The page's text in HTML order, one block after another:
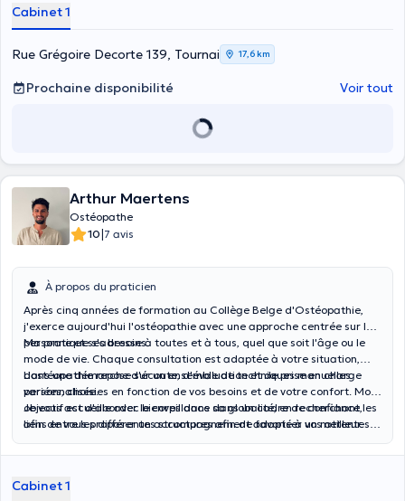
Cabinet 1
Rue Grégoire Decorte 139, Tournai 17,6 km
Prochaine disponibilité Voir tout
Arthur Maertens
Ostéopathe
10|7 avis
À propos du praticien
Après cinq années de formation au Collège Belge d'Ostéopathie,
j'exerce aujourd'hui l'ostéopathie avec une approche centrée sur la
personne et ses besoins.
Ma pratique s'adresse à toutes et à tous, quel que soit l'âge ou le
mode de vie. Chaque consultation est adaptée à votre situation,
dans une démarche d'écoute, d'évaluation et de prise en charge
personnalisée.
L'ostéopathie repose sur un ensemble de techniques manuelles
variées, choisies en fonction de vos besoins et de votre confort. Mon
objectif est d'aborder le corps dans sa globalité, en recherchant les
liens entre les différentes structures afin de favoriser un meilleur
harmonieux.
Je vous accueille avec bienveillance dans un cadre de confiance,
afin de vous proposer un accompagnement adapté à vos attentes
Cabinet 1